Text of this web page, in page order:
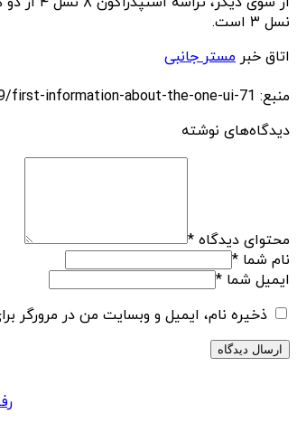
نسل ۳ است.
اتاق خبر مستر جانبی
منبع: https://techfars.com/297729/first-information-about-the-one-ui-71/
دیدگاه‌های نوشته
محتوای دیدگاه *
نام شما *
ایمیل شما *
ذخیره نام، ایمیل و وبسایت من در مرورگر